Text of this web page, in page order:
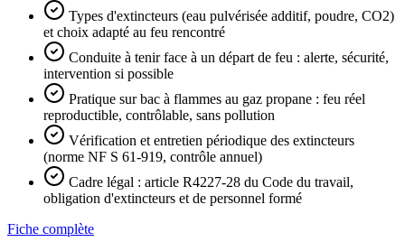
Types d'extincteurs (eau pulvérisée additif, poudre, CO2)
et choix adapté au feu rencontré
Conduite à tenir face à un départ de feu : alerte, sécurité,
intervention si possible
Pratique sur bac à flammes au gaz propane : feu réel
reproductible, contrôlable, sans pollution
Vérification et entretien périodique des extincteurs
(norme NF S 61-919, contrôle annuel)
Cadre légal : article R4227-28 du Code du travail,
obligation d'extincteurs et de personnel formé
Fiche complète